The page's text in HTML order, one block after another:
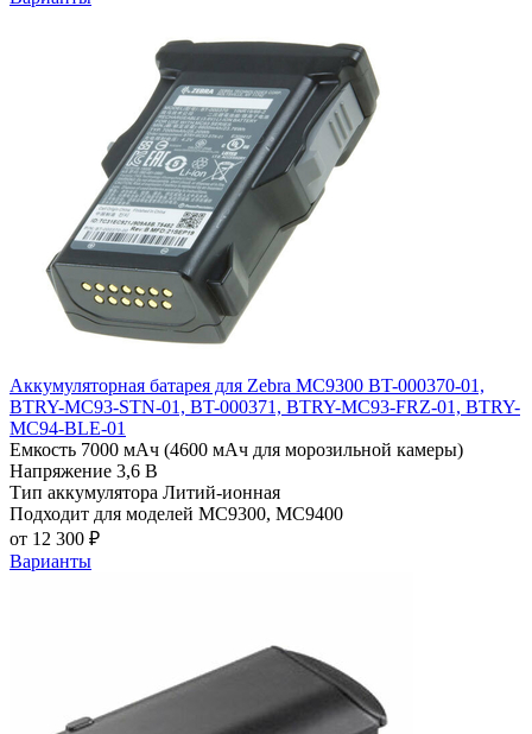
Аккумуляторная батарея для Zebra MC9300 BT-000370-01,
BTRY-MC93-STN-01, BT-000371, BTRY-MC93-FRZ-01, BTRY-
MC94-BLE-01
Емкость 7000 мАч (4600 мАч для морозильной камеры)
Напряжение 3,6 В
Тип аккумулятора Литий-ионная
Подходит для моделей MC9300, MC9400
от 12 300 ₽
Варианты